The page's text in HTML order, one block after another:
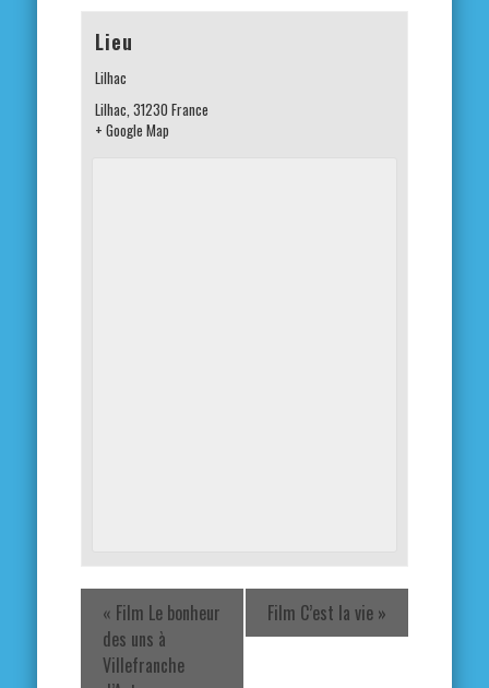
Lieu
Lilhac
Lilhac 31230 France
+ Google Map
« Film Le bonheur
des uns à
Villefranche
Film C’est la vie »